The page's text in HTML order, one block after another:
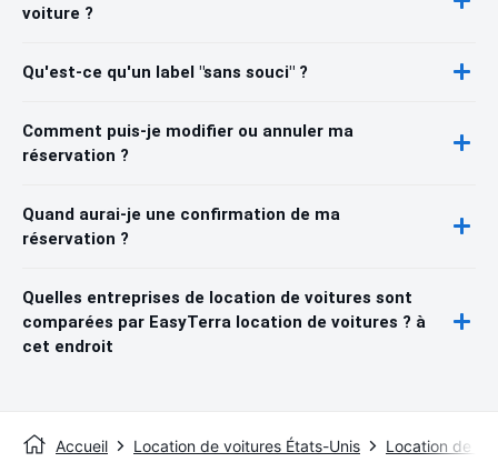
voiture ?
Qu'est-ce qu'un label "sans souci" ?
Comment puis-je modifier ou annuler ma
réservation ?
Quand aurai-je une confirmation de ma
réservation ?
Quelles entreprises de location de voitures sont
comparées par EasyTerra location de voitures ? à
cet endroit
Accueil Location de voitures États-Unis Location de